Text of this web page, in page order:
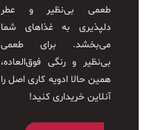
طعمی بی‌نظیر و عطر
دلپذیری به غذاهای شما
می‌بخشد. برای طعمی
بی‌نظیر و رنگی فوق‌العاده،
همین حالا ادویه کاری اصل را
آنلاین خریداری کنید!